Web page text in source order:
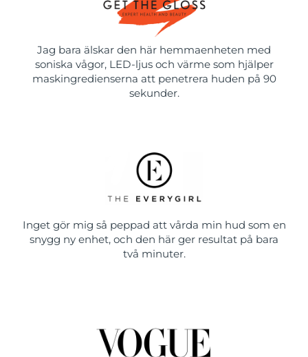
Jag bara älskar den här hemmaenheten med
soniska vågor, LED-ljus och värme som hjälper
maskingredienserna att penetrera huden på 90
sekunder.
Inget gör mig så peppad att vårda min hud som en
snygg ny enhet, och den här ger resultat på bara
två minuter.